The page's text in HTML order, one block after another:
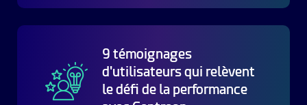
9 témoignages
d'utilisateurs qui relèvent
le défi de la performance